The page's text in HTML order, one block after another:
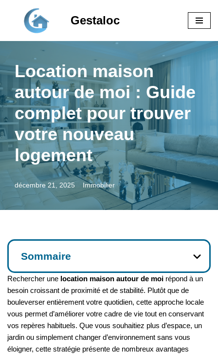
Gestaloc
Location maison
autour de moi : Guide
complet pour trouver
votre nouveau
logement
décembre 21, 2025 Immobilier
Sommaire
Rechercher une location maison autour de moi répond à un
besoin croissant de proximité et de stabilité. Plutôt que de
bouleverser entièrement votre quotidien, cette approche locale
vous permet d’améliorer votre cadre de vie tout en conservant
vos repères habituels. Que vous souhaitiez plus d’espace, un
jardin ou simplement changer d’environnement sans vous
éloigner, cette stratégie présente de nombreux avantages